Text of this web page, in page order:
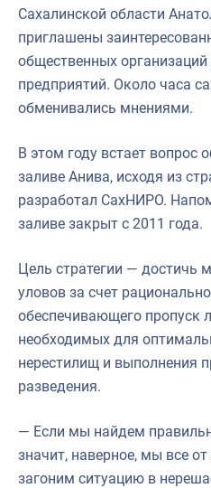
Сахалинской области
приглашены
общественных
предприятий. Около часа
обменивались мнениями.
В этом году встает вопрос
заливе Анива, исходя из
разработал СахНИРО.
заливе закрыт с 2011 года.
Цель стратегии —
уловов за счет
обеспечивающего пропуск
необходимых для
нерестилищ и выполнения
разведения.
— Если мы найдем
значит, наверное, мы все
загоним ситуацию в